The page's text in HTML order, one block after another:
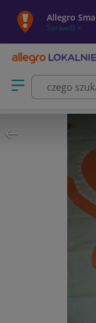
Allegro
Sprawdź »
Otwórz menu z